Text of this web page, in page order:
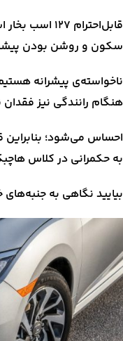
قابل‌احترام
سکون و روشن بودن
ناخواسته‌ی پیشرانه
هنگام رانندگی نیز
به حکمرانی در کلاس
بیایید نگاهی به